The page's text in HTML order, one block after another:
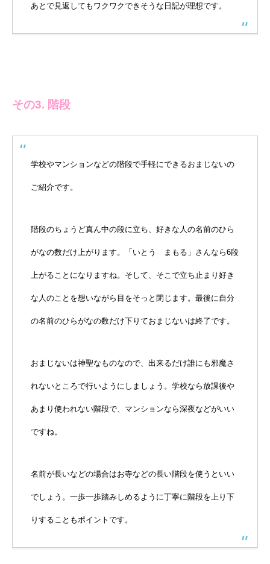
あとで見返してもワクワクできそうな日記が理想です。
その3. 階段
学校やマンションなどの階段で手軽にできるおまじないの
ご紹介です。
階段のちょうど真ん中の段に立ち、好きな人の名前のひら
がなの数だけ上がります。「いとう まもる」さんなら6段
上がることになりますね。そして、そこで立ち止まり好き
な人のことを想いながら目をそっと閉じます。最後に自分
の名前のひらがなの数だけ下りておまじないは終了です。
おまじないは神聖なものなので、出来るだけ誰にも邪魔さ
れないところで行いようにしましょう。学校なら放課後や
あまり使われない階段で、マンションなら深夜などがいい
ですね。
名前が長いなどの場合はお寺などの長い階段を使うといい
でしょう。一歩一歩踏みしめるように丁寧に階段を上り下
りすることもポイントです。